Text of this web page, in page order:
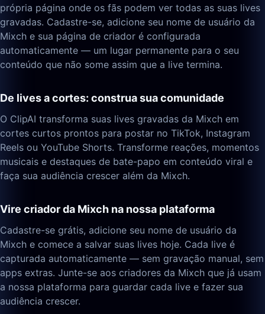
própria página onde os fãs podem ver todas as suas lives
gravadas. Cadastre-se, adicione seu nome de usuário da
Mixch e sua página de criador é configurada
automaticamente — um lugar permanente para o seu
conteúdo que não some assim que a live termina.
De lives a cortes: construa sua comunidade
O ClipAI transforma suas lives gravadas da Mixch em
cortes curtos prontos para postar no TikTok, Instagram
Reels ou YouTube Shorts. Transforme reações, momentos
musicais e destaques de bate-papo em conteúdo viral e
faça sua audiência crescer além da Mixch.
Vire criador da Mixch na nossa plataforma
Cadastre-se grátis, adicione seu nome de usuário da
Mixch e comece a salvar suas lives hoje. Cada live é
capturada automaticamente — sem gravação manual, sem
apps extras. Junte-se aos criadores da Mixch que já usam
a nossa plataforma para guardar cada live e fazer sua
audiência crescer.